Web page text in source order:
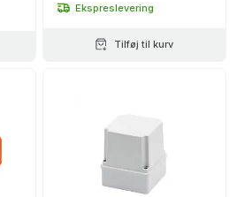
Ekspreslevering
Tilføj til kurv